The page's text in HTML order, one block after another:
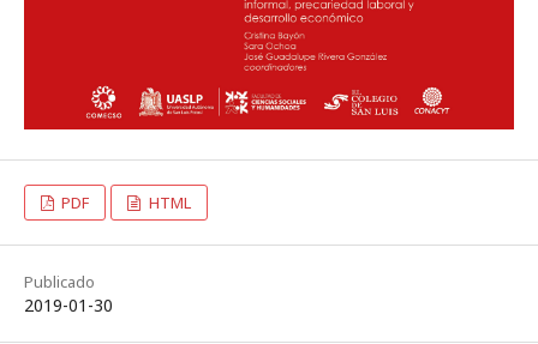
PDF HTML
Publicado
2019-01-30